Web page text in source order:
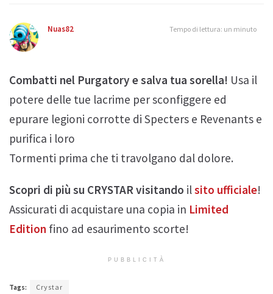
Nuas82 Tempo di lettura: un minuto
Combatti nel Purgatory e salva tua sorella! Usa il
potere delle tue lacrime per sconfiggere ed
epurare legioni corrotte di Specters e Revenants e
purifica i loro
Tormenti prima che ti travolgano dal dolore.
Scopri di più su CRYSTAR visitando ilsito ufficiale!
Assicurati di acquistare una copia in Limited
Edition fino ad esaurimento scorte!
PUBBLICITÀ
Tags: Crystar